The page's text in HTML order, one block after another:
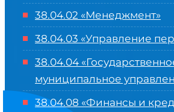
38.04.02 «Менеджмент»
38.04.03 «Управление
38.04.04
муниципальное
38.04.08 «Финансы и